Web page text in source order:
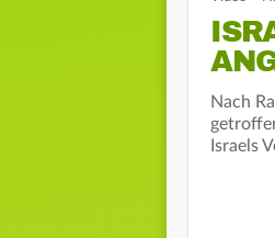
Nach
Israels